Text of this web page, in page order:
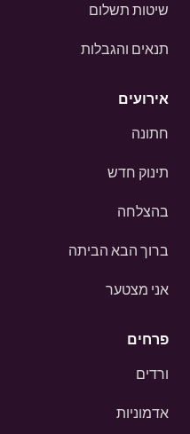
שיטות תשלום
תנאים והגבלות
אירועים
חתונה
תינוק חדש
בהצלחה
ברוך הבא הביתה
אני מצטער
פרחים
ורדים
אדמוניות